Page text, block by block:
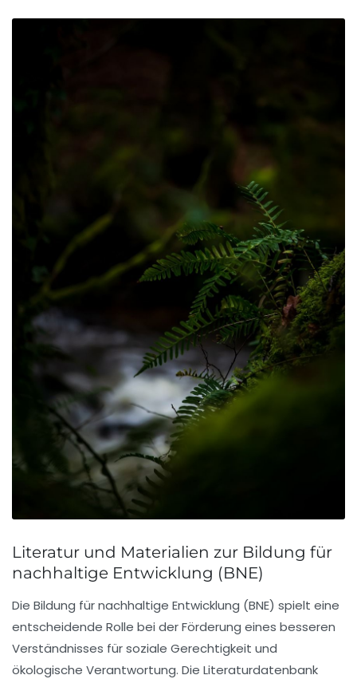
Literatur und Materialien zur Bildung für
nachhaltige Entwicklung (BNE)
Die Bildung für nachhaltige Entwicklung (BNE) spielt eine
entscheidende Rolle bei der Förderung eines besseren
Verständnisses für soziale Gerechtigkeit und
ökologische Verantwortung. Die Literaturdatenbank